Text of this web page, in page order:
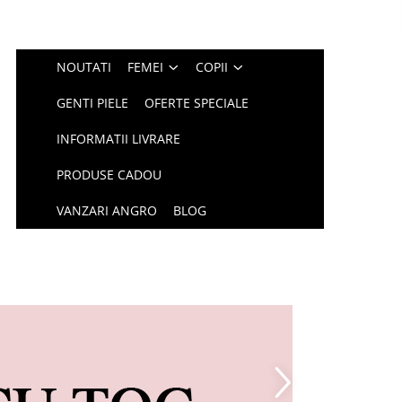
NOUTATI FEMEI COPII
GENTI PIELE OFERTE SPECIALE
INFORMATII LIVRARE
PRODUSE CADOU
VANZARI ANGRO BLOG